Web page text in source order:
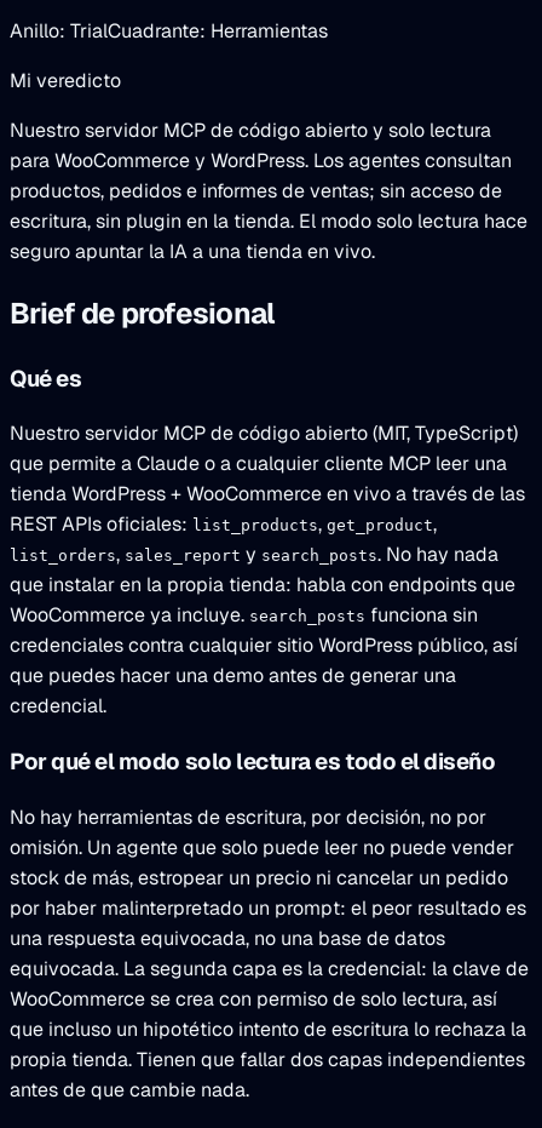
Anillo: TrialCuadrante: Herramientas
Mi veredicto
Nuestro servidor MCP de código abierto y solo lectura
para WooCommerce y WordPress. Los agentes consultan
productos, pedidos e informes de ventas; sin acceso de
escritura, sin plugin en la tienda. El modo solo lectura hace
seguro apuntar la IA a una tienda en vivo.
Brief de profesional
Qué es
Nuestro servidor MCP de código abierto (MIT, TypeScript)
que permite a Claude o a cualquier cliente MCP leer una
tienda WordPress + WooCommerce en vivo a través de las
REST APIs oficiales: list_products, get_product,
list_orders, sales_report y search_posts. No hay nada
que instalar en la propia tienda: habla con endpoints que
WooCommerce ya incluye. search_posts funciona sin
credenciales contra cualquier sitio WordPress público, así
que puedes hacer una demo antes de generar una
credencial.
Por qué el modo solo lectura es todo el diseño
No hay herramientas de escritura, por decisión, no por
omisión. Un agente que solo puede leer no puede vender
stock de más, estropear un precio ni cancelar un pedido
por haber malinterpretado un prompt: el peor resultado es
una respuesta equivocada, no una base de datos
equivocada. La segunda capa es la credencial: la clave de
WooCommerce se crea con permiso de solo lectura, así
que incluso un hipotético intento de escritura lo rechaza la
propia tienda. Tienen que fallar dos capas independientes
antes de que cambie nada.